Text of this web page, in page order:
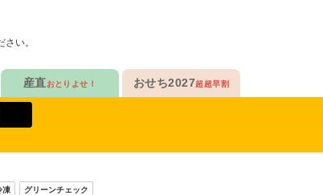
さい。
産直おとりよせ！
ナガノパープルも！
おせち2027超超早割
人気「高砂」と